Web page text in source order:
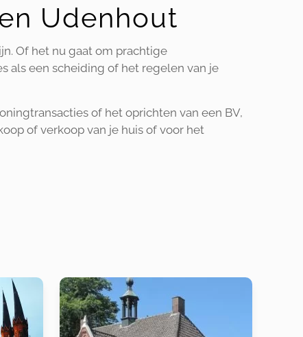
Udenhout
Of het nu gaat om prachtige
als een scheiding of het regelen van je
of het oprichten van een BV,
of verkoop van je huis of voor het